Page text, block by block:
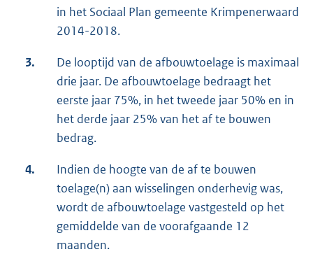
in het Sociaal Plan gemeente Krimpenerwaard
2014-2018.
3.
De looptijd van de afbouwtoelage is maximaal
drie jaar. De afbouwtoelage bedraagt het
eerste jaar 75%, in het tweede jaar 50% en in
het derde jaar 25% van het af te bouwen
bedrag.
4.
Indien de hoogte van de af te bouwen
toelage(n) aan wisselingen onderhevig was,
wordt de afbouwtoelage vastgesteld op het
gemiddelde van de voorafgaande 12
maanden.